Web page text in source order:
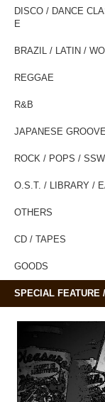
DISCO / DANCE
E
BRAZIL / LATIN /
REGGAE
R&B
JAPANESE
ROCK / POPS /
O.S.T. / LIBRARY /
OTHERS
CD / TAPES
GOODS
SPECIAL FEATURE